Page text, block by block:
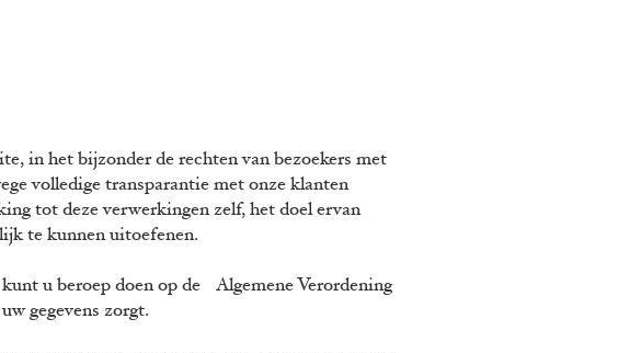
in het bijzonder de rechten van bezoekers met
volledige transparantie met onze klanten
tot deze verwerkingen zelf, het doel ervan
te kunnen uitoefenen.
kuntu beroep doen op de Algemene Verordening
gegevens zorgt.